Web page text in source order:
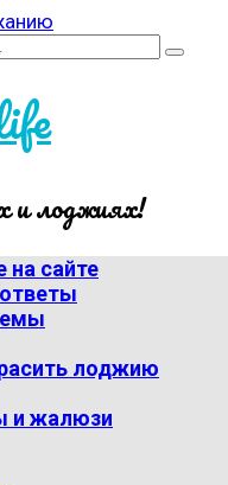
и лоджиях!
на сайте
лоджию
и жалюзи